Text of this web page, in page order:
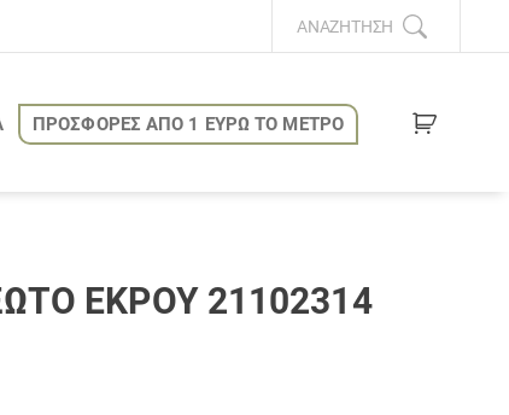
ΑΝΑΖΉΤΗΣΗ
ΠΡΟΣΦΟΡΕΣ ΑΠΟ 1 ΕΥΡΩ ΤΟ ΜΕΤΡΟ
ΕΚΡΟΎ 21102314